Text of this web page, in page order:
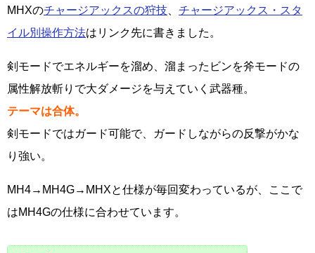
MHXのチャージアックスの狩技
チャージアックス・スタ
イル別操作方法はリンク先に書きました。
剣モードでエネルギーを溜め、溜まったビンを斧モードの
属性解放斬りで大ダメージを与えていく武器種。
テーマは合体。
剣モードではガード可能で、ガードしながらの反撃がかな
り強い。
MH4→MH4G→MHXと仕様が毎回変わっているが、ここで
はMH4Gの仕様に合わせています。